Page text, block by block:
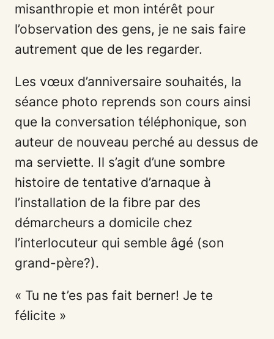
misanthropie et mon intérêt pour
l’observation des gens, je ne sais faire
autrement que de les regarder.
Les vœux d’anniversaire souhaités, la
séance photo reprends son cours ainsi
que la conversation téléphonique, son
auteur de nouveau perché au dessus de
ma serviette. Il s’agit d’une sombre
histoire de tentative d’arnaque à
l’installation de la fibre par des
démarcheurs a domicile chez
l’interlocuteur qui semble âgé (son
grand-père?).
« Tu ne t’es pas fait berner! Je te
félicite »